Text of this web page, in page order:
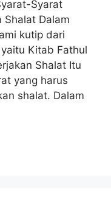
Syarat
Shalat Dalam
kutip dari
Kitab Fathul
Shalat Itu
yang harus
shalat. Dalam